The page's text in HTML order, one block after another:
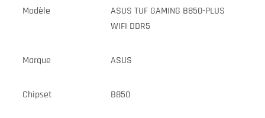
Modèle
ASUS TUF GAMING B850-PLUS
WIFI DDR5
Marque ASUS
Chipset B850